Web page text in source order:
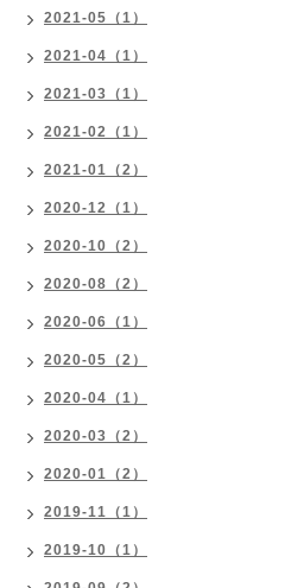
2021-05（1）
2021-04（1）
2021-03（1）
2021-02（1）
2021-01（2）
2020-12（1）
2020-10（2）
2020-08（2）
2020-06（1）
2020-05（2）
2020-04（1）
2020-03（2）
2020-01（2）
2019-11（1）
2019-10（1）